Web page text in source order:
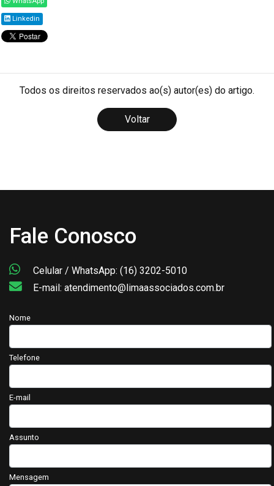
Linkedin
Todos os direitos reservados ao(s) autor(es) do artigo.
Voltar
Fale Conosco
Celular / WhatsApp: (16) 3202-5010
E-mail: atendimento@limaassociados.com.br
Nome
Telefone
E-mail
Assunto
Mensagem